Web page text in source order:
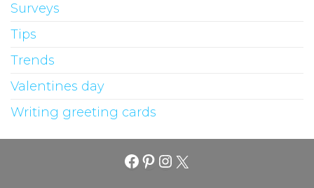
Surveys
Tips
Trends
Valentines day
Writing greeting cards